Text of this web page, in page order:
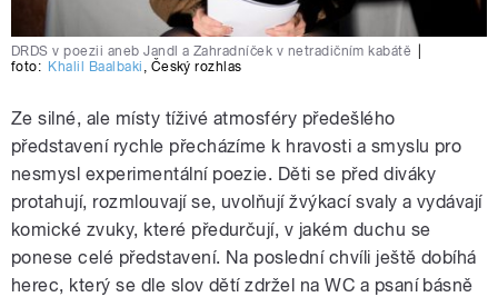
DRDS v poezii aneb Jandl a Zahradníček v netradičním kabátě
foto: Khalil Baalbaki Český rozhlas
Ze silné, ale místy tíživé atmosféry předešlého
představení rychle přecházíme k hravosti a smyslu pro
nesmysl experimentální poezie. Děti se před diváky
protahují, rozmlouvají se, uvolňují žvýkací svaly a vydávají
komické zvuky, které předurčují, v jakém duchu se
ponese celé představení. Na poslední chvíli ještě dobíhá
herec, který se dle slov dětí zdržel na WC a psaní básně